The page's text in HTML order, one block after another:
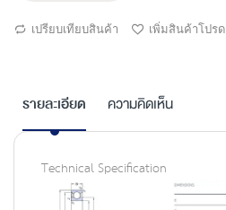
เปรียบเทียบสินค้า เพิ่มสินค้าโปรด
รายละเอียด
Technical Specification
ความคิดเห็น